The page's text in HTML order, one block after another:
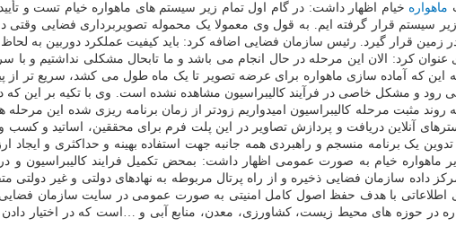
ماهواره خیام اظهار داشت: در گام اول تمام زیر سیستم های ماهواره خیام تست و
در زمین قرار گیرد. رئیس سازمان فضایی اضافه کرد: باید کیفیت عملکرد دوربین
کرد: الان این مرحله در حال انجام می باشد و ما تابحال مشکلی نداشتیم و با
این که آماده سازی ماهواره برای عرضه تصویر تا یک ماه طول می کشد، سریع تر
مثبت مرحله کالیبراسیون امیدواریم زودتر از زمان برنامه ریزی شده این
بسترهای آنلاین دریافت و پردازش تصاویر در این پلت فرم برای محققین، اساتید و
یک برنامه منسجم و راهبردی همه جانبه جهت استفاده بهینه و حداکثری و ایجاد
خیام به صورت عمومی اظهار داشت: بمحض تکمیل فرایند کالیبراسیون و
داده سازمان فضایی ذخیره و از راه پرتال مربوطه به نهادهای دولتی و غیر
اطلاعاتی با هدف حفظ اصول کامل امنیتی به صورت عمومی در سایت سازمان
در حوزه های محیط زیست، کشاورزی، معدن، منابع آبی و …است که در اختیار